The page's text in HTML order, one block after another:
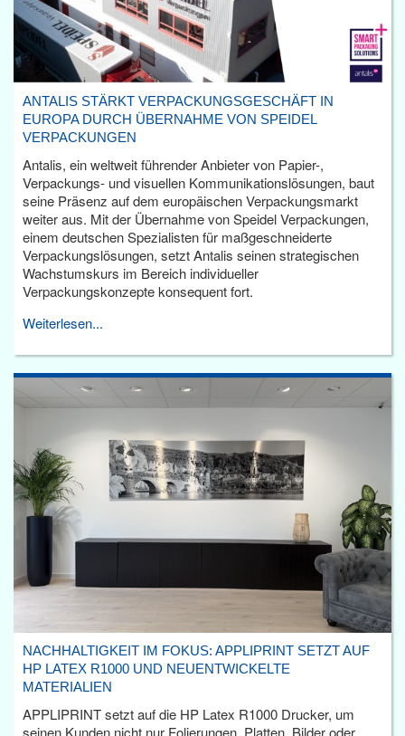
ANTALIS STÄRKT VERPACKUNGSGESCHÄFT IN
EUROPA DURCH ÜBERNAHME VON SPEIDEL
VERPACKUNGEN
Antalis, ein weltweit führender Anbieter von Papier-,
Verpackungs- und visuellen Kommunikationslösungen, baut
seine Präsenz auf dem europäischen Verpackungsmarkt
weiter aus. Mit der Übernahme von Speidel Verpackungen,
einem deutschen Spezialisten für maßgeschneiderte
Verpackungslösungen, setzt Antalis seinen strategischen
Wachstumskurs im Bereich individueller
Verpackungskonzepte konsequent fort.
Weiterlesen...
NACHHALTIGKEIT IM FOKUS: APPLIPRINT SETZT AUF
HP LATEX R1000 UND NEUENTWICKELTE
MATERIALIEN
APPLIPRINT setzt auf die HP Latex R1000 Drucker, um
seinen Kunden nicht nur Folierungen, Platten, Bilder oder